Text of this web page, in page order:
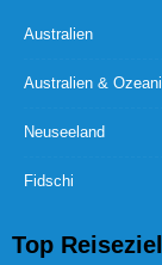
Australien
Australien &
Neuseeland
Fidschi
Top